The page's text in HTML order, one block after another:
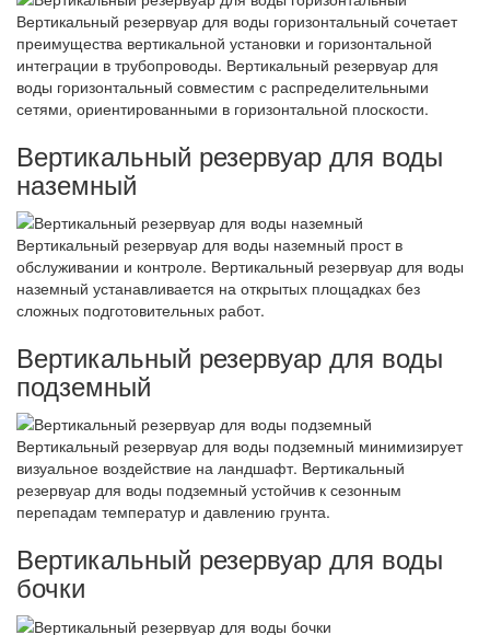
Вертикальный резервуар для воды горизонтальный сочетает
преимущества вертикальной установки и горизонтальной
интеграции в трубопроводы. Вертикальный резервуар для
воды горизонтальный совместим с распределительными
сетями, ориентированными в горизонтальной плоскости.
Вертикальный резервуар для воды
наземный
Вертикальный резервуар для воды наземный прост в
обслуживании и контроле. Вертикальный резервуар для воды
наземный устанавливается на открытых площадках без
сложных подготовительных работ.
Вертикальный резервуар для воды
подземный
Вертикальный резервуар для воды подземный минимизирует
визуальное воздействие на ландшафт. Вертикальный
резервуар для воды подземный устойчив к сезонным
перепадам температур и давлению грунта.
Вертикальный резервуар для воды
бочки